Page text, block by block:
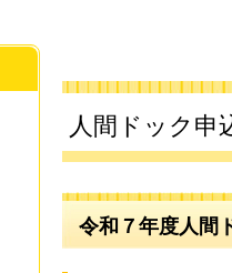
人間ドック申
令和７年度人間